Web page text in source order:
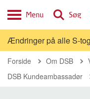
Menu Søg
Ændringer på alle S-
Forside Om DSB
DSB Kundeambassadør